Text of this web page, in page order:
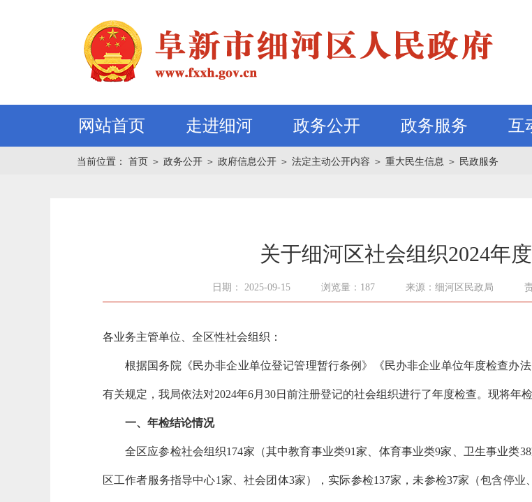
网站首页 走进细河 政务公开 政务服务 互
当前位置： 首页 ＞ 政务公开 ＞ 政府信息公开 ＞ 法定主动公开内容 ＞ 重大民生信息 ＞ 民政服务
关于细河区社会组织2024年
日期： 2025-09-15 浏览量：187 来源：细河区民政局
各业务主管单位、全区性社会组织：
根据国务院《民办非企业单位登记管理暂行条例》《民办非企业单位年度检查办
有关规定，我局依法对2024年6月 30日前注册登记的社会组织进行了年度检查。现将年
一、年检结论情况
全区应参检社会组织174家（其中教育事业类91家、体育事业类9家、卫生事业类
区工作者服务指导中心1家、社会团体3家），实际参检137家，未参检37家（包含停